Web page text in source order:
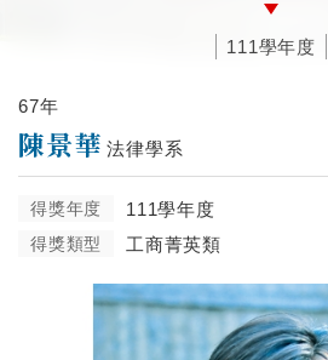
111學年度
67年
陳景華 法律學系
得獎年度 111學年度
得獎類型 工商菁英類